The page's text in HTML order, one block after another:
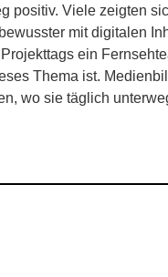
positiv. Viele zeigten
mit digitalen
ein
Thema ist.
wo sie täglich